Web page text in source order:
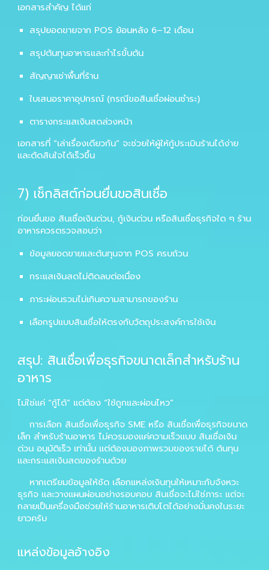
เอกสารสำคัญ ได้แก่
สรุปยอดขายจาก POS ย้อนหลัง 6–12 เดือน
สรุปต้นทุนอาหารและกำไรขั้นต้น
สัญญาเช่าพื้นที่ร้าน
ใบเสนอราคาอุปกรณ์ (กรณีขอสินเชื่อผ่อนชำระ)
ตารางกระแสเงินสดล่วงหน้า
เอกสารที่ “เล่าเรื่องเดียวกัน” จะช่วยให้ผู้ให้กู้ประเมินร้านได้ง่าย
และตัดสินใจได้เร็วขึ้น
7) เช็กลิสต์ก่อนยื่นขอสินเชื่อ
ก่อนยื่นขอ สินเชื่อเงินด่วน,กู้เงินด่วน หรือสินเชื่อธุรกิจใด ๆ ร้าน
อาหารควรตรวจสอบว่า
ข้อมูลยอดขายและต้นทุนจาก POS ครบถ้วน
กระแสเงินสดไม่ติดลบต่อเนื่อง
ภาระผ่อนรวมไม่เกินความสามารถของร้าน
เลือกรูปแบบสินเชื่อให้ตรงกับวัตถุประสงค์การใช้เงิน
สรุป: สินเชื่อเพื่อธุรกิจขนาดเล็กสำหรับร้าน
อาหาร
ไม่ใช่แค่ “กู้ได้” แต่ต้อง “ใช้ถูกและผ่อนไหว”
การเลือก สินเชื่อเพื่อธุรกิจ SME หรือ สินเชื่อเพื่อธุรกิจขนาด
เล็ก สำหรับร้านอาหาร ไม่ควรมองแค่ความเร็วแบบ สินเชื่อเงิน
ด่วน อนุมัติเร็ว เท่านั้น แต่ต้องมองภาพรวมของรายได้ ต้นทุน
และกระแสเงินสดของร้านด้วย
หากเตรียมข้อมูลให้ชัด เลือกแหล่งเงินทุนให้เหมาะกับจังหวะ
ธุรกิจ และวางแผนผ่อนอย่างรอบคอบ สินเชื่อจะไม่ใช่ภาระ แต่จะ
กลายเป็นเครื่องมือช่วยให้ร้านอาหารเติบโตได้อย่างมั่นคงในระยะ
ยาวครับ
แหล่งข้อมูลอ้างอิง